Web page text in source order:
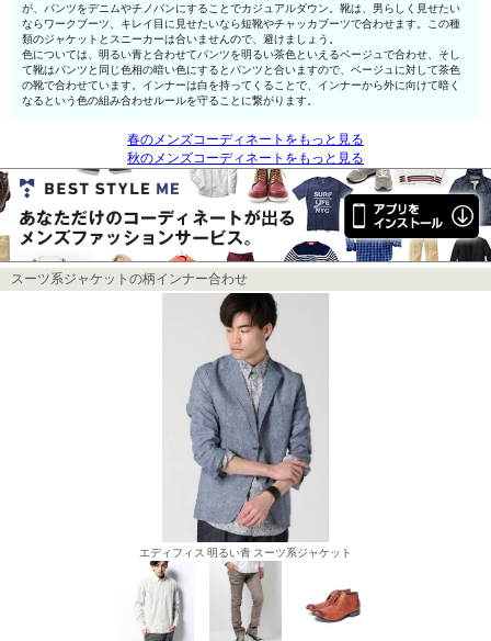
が、パンツをデニムやチノパンにすることでカジュアルダウン。靴は、男らしく見せたい
ならワークブーツ、キレイ目に見せたいなら短靴やチャッカブーツで合わせます。この種
類のジャケットとスニーカーは合いませんので、避けましょう。
色については、明るい青と合わせてパンツを明るい茶色といえるベージュで合わせ、そし
て靴はパンツと同じ色相の暗い色にするとパンツと合いますので、ベージュに対して茶色
の靴で合わせています。インナーは白を持ってくることで、インナーから外に向けて暗く
なるという色の組み合わせルールを守ることに繋がります。
春のメンズコーディネートをもっと見る
秋のメンズコーディネートをもっと見る
スーツ系ジャケットの柄インナー合わせ
エディフィス 明るい青 スーツ系ジャケット